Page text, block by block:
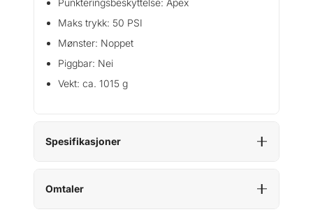
Maks trykk: 50 PSI
Mønster: Noppet
Piggbar: Nei
Vekt: ca. 1015 g
Spesifikasjoner
Omtaler